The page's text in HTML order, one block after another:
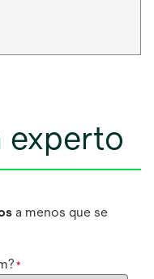
experto
a menos que se
*